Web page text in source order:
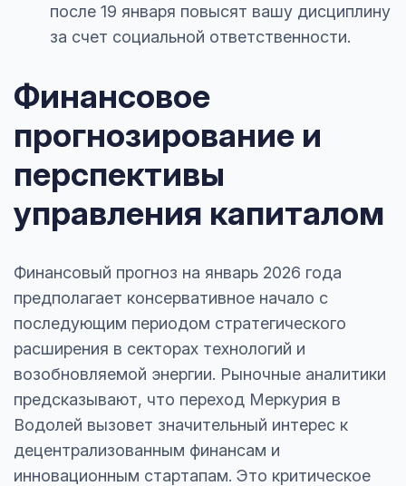
после 19 января повысят вашу дисциплину
за счет социальной ответственности.
Финансовое
прогнозирование и
перспективы
управления капиталом
Финансовый прогноз на январь 2026 года
предполагает консервативное начало с
последующим периодом стратегического
расширения в секторах технологий и
возобновляемой энергии. Рыночные аналитики
предсказывают, что переход Меркурия в
Водолей вызовет значительный интерес к
децентрализованным финансам и
инновационным стартапам. Это критическое